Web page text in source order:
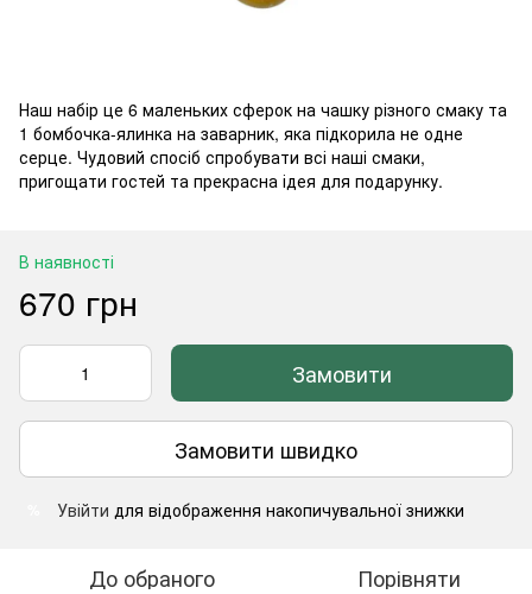
Наш набір це 6 маленьких сферок на чашку різного смаку та
1 бомбочка-ялинка на заварник, яка підкорила не одне
серце. Чудовий спосіб спробувати всі наші смаки,
пригощати гостей та прекрасна ідея для подарунку.
В наявності
670 грн
Замовити
Замовити швидко
Увійти для відображення накопичувальної знижки
До обраного Порівняти